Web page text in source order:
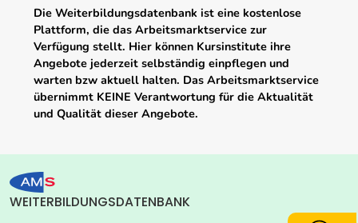
Die Weiterbildungsdatenbank ist eine kostenlose
Plattform, die das Arbeitsmarktservice zur
Verfügung stellt. Hier können Kursinstitute ihre
Angebote jederzeit selbständig einpflegen und
warten bzw aktuell halten. Das Arbeitsmarktservice
übernimmt KEINE Verantwortung für die Aktualität
und Qualität dieser Angebote.
WEITERBILDUNGSDATENBANK